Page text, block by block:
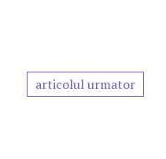
articolul urmator